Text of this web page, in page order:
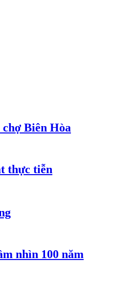
Biên Hòa
thực tiễn
nhìn 100 năm